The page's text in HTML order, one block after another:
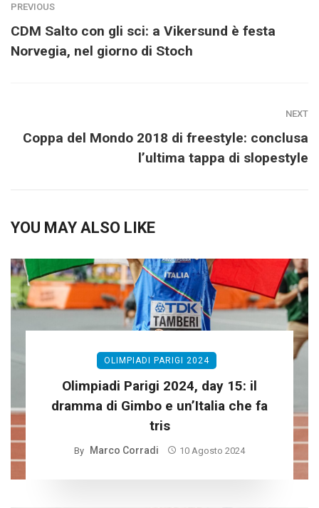
PREVIOUS
CDM Salto con gli sci: a Vikersund è festa
Norvegia, nel giorno di Stoch
NEXT
Coppa del Mondo 2018 di freestyle: conclusa
l’ultima tappa di slopestyle
YOU MAY ALSO LIKE
OLIMPIADI PARIGI 2024
Olimpiadi Parigi 2024, day 15: il
dramma di Gimbo e un’Italia che fa
tris
By Marco Corradi 10 Agosto 2024